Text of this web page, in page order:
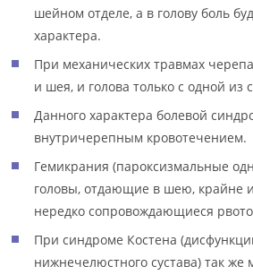
шейном отделе, а в голову боль
характера.
При механических травмах
и шея, и голова только с одной из
Данного характера болевой
внутричерепным кровотечением.
Гемикрания (пароксизмальные
головы, отдающие в шею, крайне
нередко сопровождающиеся
При синдроме Костена
нижнечелюстного сустава) так же